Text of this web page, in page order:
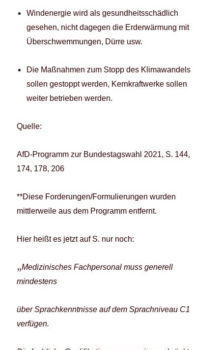
Windenergie wird als gesundheitsschädlich
gesehen, nicht dagegen die Erderwärmung mit
Überschwemmungen, Dürre usw.
Die Maßnahmen zum Stopp des Klimawandels
sollen gestoppt werden, Kernkraftwerke sollen
weiter betrieben werden.
Quelle:
AfD-Programm zur Bundestagswahl 2021, S. 144,
174, 178, 206
**Diese Forderungen/Formulierungen wurden
mittlerweile aus dem Programm entfernt.
Hier heißt es jetzt auf S. nur noch:
„Medizinisches Fachpersonal muss generell
mindestens
über Sprachkenntnisse auf dem Sprachniveau C1
verfügen.